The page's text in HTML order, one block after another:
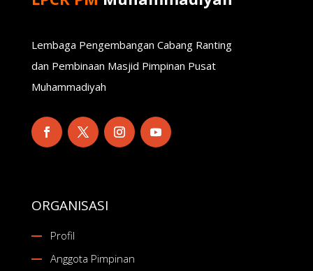
Lembaga Pengembangan Cabang Ranting
dan Pembinaan Masjid Pimpinan Pusat
Muhammadiyah
ORGANISASI
Profil
Anggota Pimpinan